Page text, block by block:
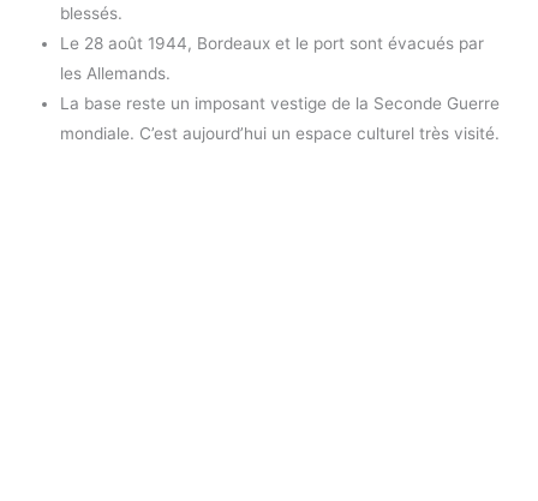
blessés.
Le 28 août 1944, Bordeaux et le port sont évacués par
les Allemands.
La base reste un imposant vestige de la Seconde Guerre
mondiale. C’est aujourd’hui un espace culturel très visité.